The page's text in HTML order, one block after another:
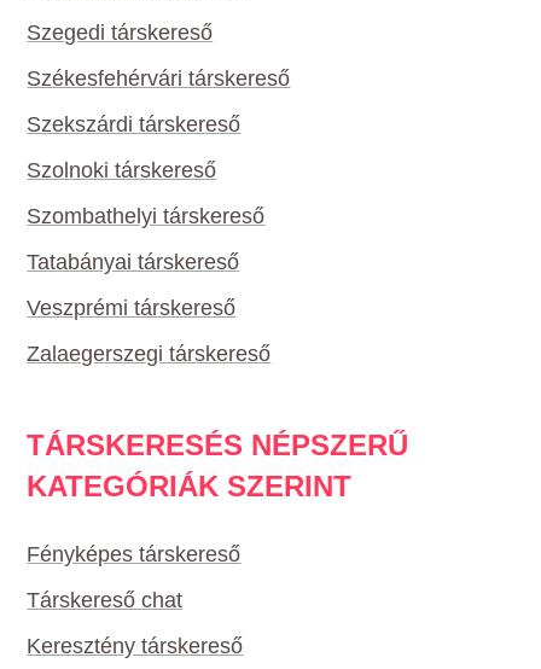
Szegedi társkereső
Székesfehérvári társkereső
Szekszárdi társkereső
Szolnoki társkereső
Szombathelyi társkereső
Tatabányai társkereső
Veszprémi társkereső
Zalaegerszegi társkereső
TÁRSKERESÉS NÉPSZERŰ
KATEGÓRIÁK SZERINT
Fényképes társkereső
Társkereső chat
Keresztény társkereső